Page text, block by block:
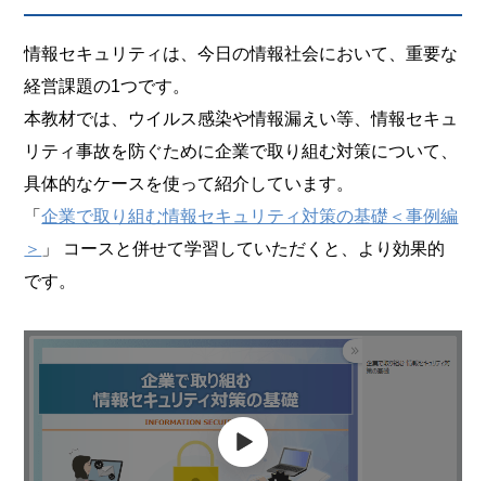
情報セキュリティは、今日の情報社会において、重要な
経営課題の1つです。
本教材では、ウイルス感染や情報漏えい等、情報セキュ
リティ事故を防ぐために企業で取り組む対策について、
具体的なケースを使って紹介しています。
「企業で取り組む情報セキュリティ対策の基礎＜事例編
＞ 」 コースと併せて学習していただくと、より効果的
です。